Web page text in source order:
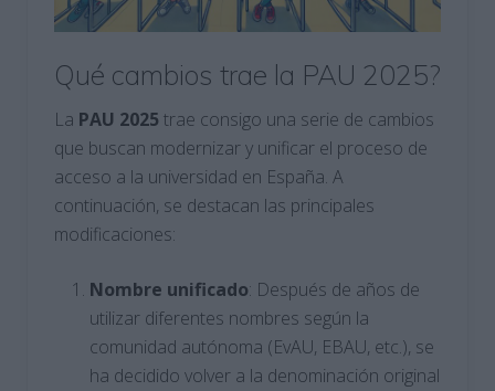
Qué cambios trae la PAU 2025?
La PAU 2025 trae consigo una serie de cambios
que buscan modernizar y unificar el proceso de
acceso a la universidad en España. A
continuación, se destacan las principales
modificaciones:
Nombre unificado: Después de años de
utilizar diferentes nombres según la
comunidad autónoma (EvAU, EBAU, etc.), se
ha decidido volver a la denominación original